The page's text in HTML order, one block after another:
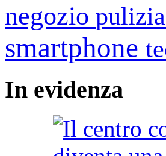
negozio pulizia
smartphone
In evidenza